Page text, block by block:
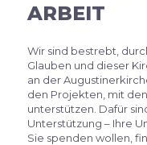
ARBEIT
Wir sind bestrebt,
Glauben und dieser
an der
den Projekten, mit
unterstützen. Dafür
Unterstützung – Ihre
Sie spenden wollen,